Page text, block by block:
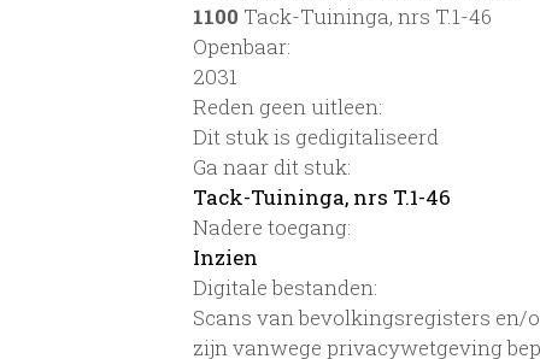
1100 Tack-Tuininga, nrs T.1-46
Openbaar:
2031
Reden geen uitleen:
Dit stuk is gedigitaliseerd
Ga naar dit stuk:
Tack-Tuininga, nrs T.1-46
Nadere toegang:
Inzien
Digitale bestanden:
Scans van bevolkingsregisters en/
zijn vanwege privacywetgeving